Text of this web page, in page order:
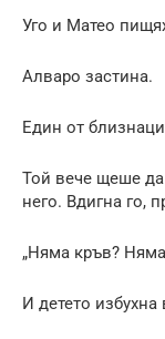
Уго и Матео
Алваро застина.
Един от
Той вече щеше
него. Вдигна го,
„Няма кръв?
И детето избухна